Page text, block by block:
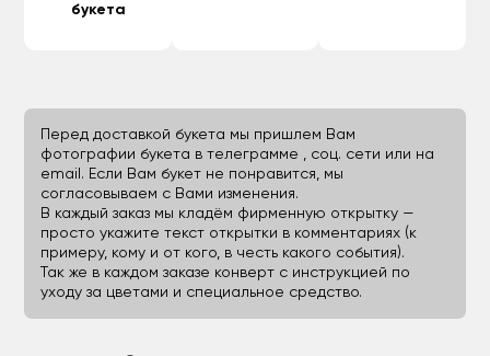
букета
Перед доставкой букета мы пришлем Вам
фотографии букета в телеграмме , соц. сети или на
email. Если Вам букет не понравится, мы
согласовываем с Вами изменения.
В каждый заказ мы кладём фирменную открытку —
просто укажите текст открытки в комментариях (к
примеру, кому и от кого, в честь какого события).
Так же в каждом заказе конверт с инструкцией по
уходу за цветами и специальное средство.